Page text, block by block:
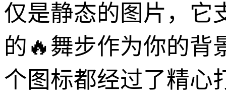
仅是静态的图片，它
的🔥舞步作为你的背
个图标都经过了精心